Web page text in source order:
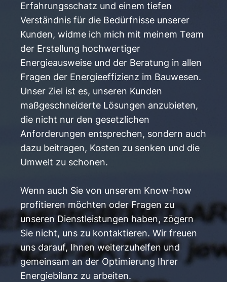
Erfahrungsschatz und einem tiefen
Verständnis für die Bedürfnisse unserer
Kunden, widme ich mich mit meinem Team
der Erstellung hochwertiger
Energieausweise und der Beratung in allen
Fragen der Energieeffizienz im Bauwesen.
Unser Ziel ist es, unseren Kunden
maßgeschneiderte Lösungen anzubieten,
die nicht nur den gesetzlichen
Anforderungen entsprechen, sondern auch
dazu beitragen, Kosten zu senken und die
Umwelt zu schonen.
Wenn auch Sie von unserem Know-how
profitieren möchten oder Fragen zu
unseren Dienstleistungen haben, zögern
Sie nicht, uns zu kontaktieren. Wir freuen
uns darauf, Ihnen weiterzuhelfen und
gemeinsam an der Optimierung Ihrer
Energiebilanz zu arbeiten.